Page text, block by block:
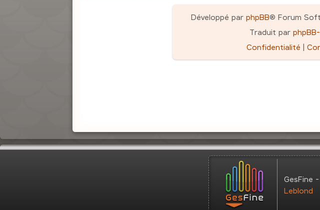
Développé par phpBB® Forum
Traduit par
Confidentialité |
GesFine
Leblond